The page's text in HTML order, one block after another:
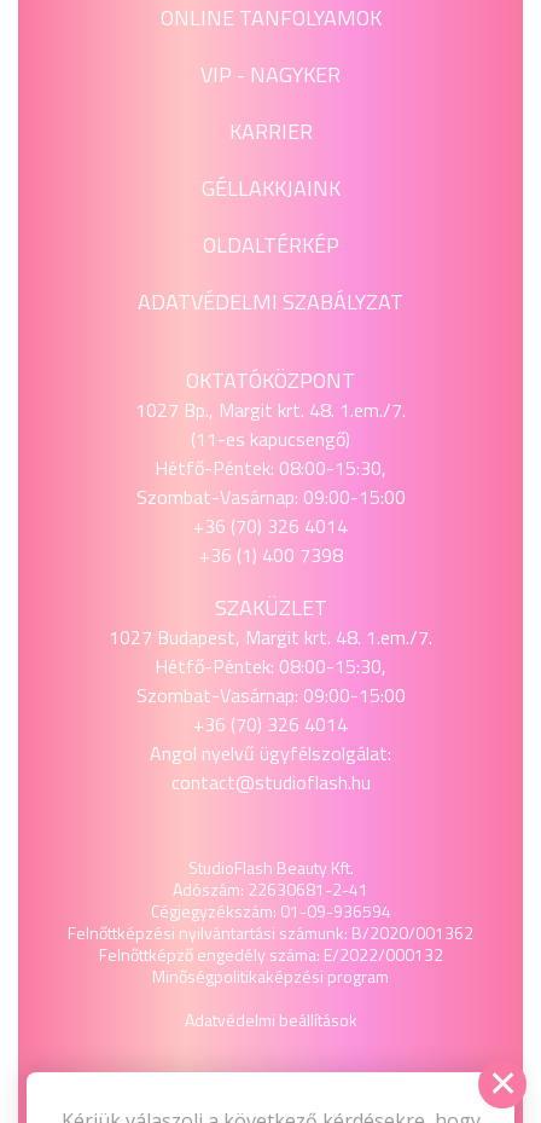
ONLINE TANFOLYAMOK
VIP - NAGYKER
KARRIER
GÉLLAKKJAINK
OLDALTÉRKÉP
ADATVÉDELMI SZABÁLYZAT
OKTATÓKÖZPONT
1027 Bp., Margit krt. 48. 1.em./7.
(11-es kapucsengő)
Hétfő-Péntek: 08:00-15:30,
Szombat-Vasárnap: 09:00-15:00
+36 (70) 326 4014
+36 (1) 400 7398
SZAKÜZLET
1027 Budapest, Margit krt. 48. 1.em./7.
Hétfő-Péntek: 08:00-15:30,
Szombat-Vasárnap: 09:00-15:00
+36 (70) 326 4014
Angol nyelvű ügyfélszolgálat:
contact@studioflash.hu
StudioFlash Beauty Kft.
Adószám: 22630681-2-41
Cégjegyzékszám: 01-09-936594
Felnőttképzési nyilvántartási számunk: B/2020/001362
Felnőttképző engedély száma: E/2022/000132
Minőségpolitikaképzési program
Adatvédelmi beállítások